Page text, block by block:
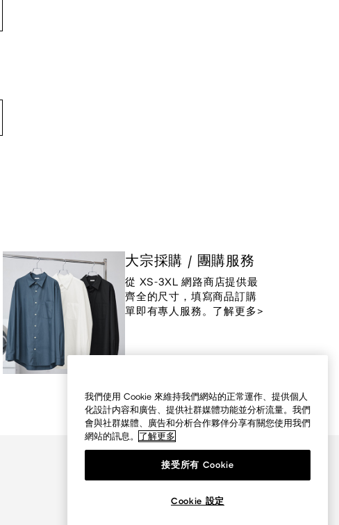
大宗採購 / 團購服務
從 XS-3XL 網路商店提供最
齊全的尺寸，填寫商品訂購
單即有專人服務。了解更多>
我們使用 Cookie 來維持我們網站的正常運作、提供個人
化設計内容和廣告、提供社群媒體功能並分析流量。我們
會與社群媒體、廣告和分析合作夥伴分享有關您使用我們
網站的訊息。 了解更多
接受所有 Cookie
Cookie 設定